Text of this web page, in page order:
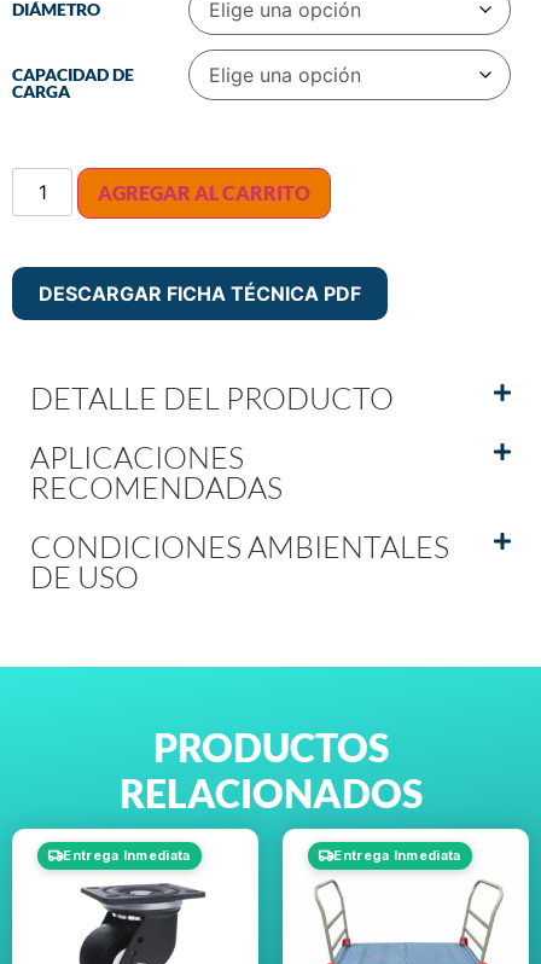
DIÁMETRO
CAPACIDAD DE
CARGA
AGREGAR AL CARRITO
DESCARGAR FICHA TÉCNICA PDF
DETALLE DEL PRODUCTO
APLICACIONES
RECOMENDADAS
CONDICIONES AMBIENTALES
DE USO
PRODUCTOS
RELACIONADOS
Entrega Inmediata Entrega Inmediata